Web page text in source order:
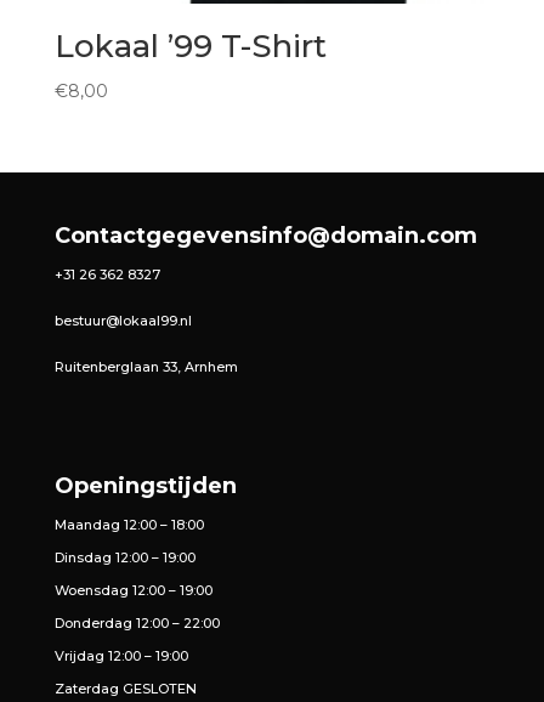
Lokaal ’99 T-Shirt
€8,00
Contactgegevens
+31 26 362 8327
bestuur@lokaal99.nl
Ruitenberglaan 33, Arnhem
info@domain.com
Openingstijden
Maandag 12:00 – 18:00
Dinsdag 12:00 – 19:00
Woensdag 12:00 – 19:00
Donderdag 12:00 – 22:00
Vrijdag 12:00 – 19:00
Zaterdag GESLOTEN